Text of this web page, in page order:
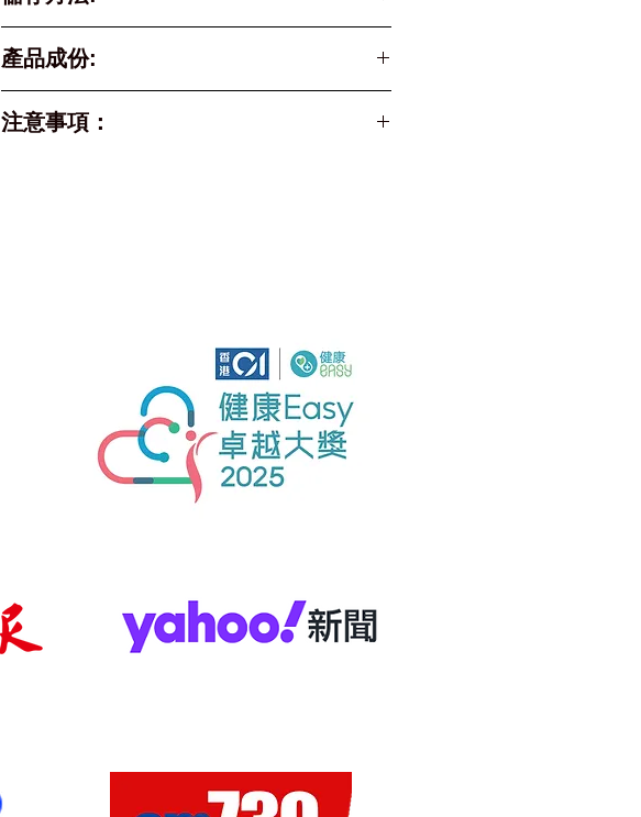
產品成份:
FOS(益生元)、低聚果木糖 XOS(益生元)、
注意事項：